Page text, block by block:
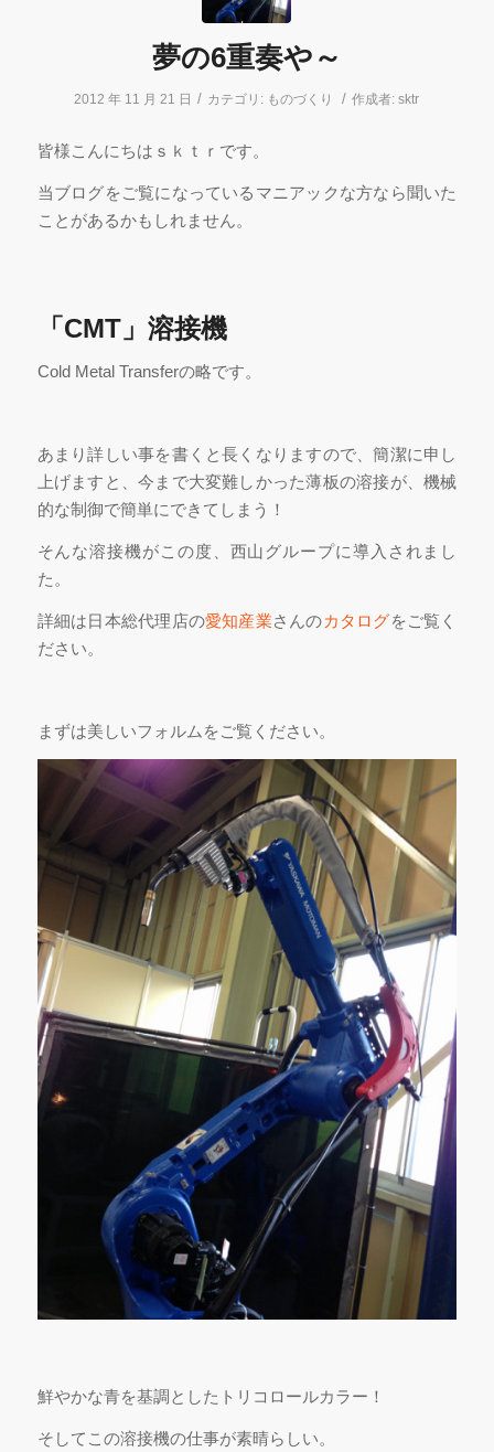
夢の6重奏や～
2012 年 11 月 21 日 / カテゴリ: ものづくり / 作成者:sktr
皆様こんにちはｓｋｔｒです。
当ブログをご覧になっているマニアックな方なら聞いた
ことがあるかもしれません。
「CMT」溶接機
Cold Metal Transferの略です。
あまり詳しい事を書くと長くなりますので、簡潔に申し
上げますと、今まで大変難しかった薄板の溶接が、機械
的な制御で簡単にできてしまう！
そんな溶接機がこの度、西山グループに導入されまし
た。
詳細は日本総代理店の愛知産業さんのカタログをご覧く
ださい。
まずは美しいフォルムをご覧ください。
鮮やかな青を基調としたトリコロールカラー！
そしてこの溶接機の仕事が素晴らしい。